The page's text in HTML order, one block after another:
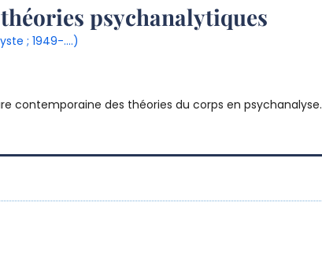
psychanalytiques
; 1949-....)
contemporaine des théories du corps en psychanalyse.